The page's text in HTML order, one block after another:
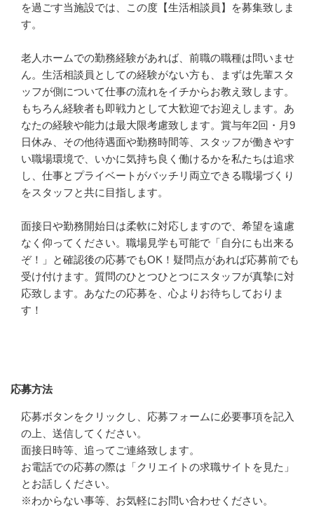
を過ごす当施設では、この度【生活相談員】を募集致しま
す。
老人ホームでの勤務経験があれば、前職の職種は問いませ
ん。生活相談員としての経験がない方も、まずは先輩スタ
ッフが側について仕事の流れをイチからお教え致します。
もちろん経験者も即戦力として大歓迎でお迎えします。あ
なたの経験や能力は最大限考慮致します。賞与年2回・月9
日休み、その他待遇面や勤務時間等、スタッフが働きやす
い職場環境で、いかに気持ち良く働けるかを私たちは追求
し、仕事とプライベートがバッチリ両立できる職場づくり
をスタッフと共に目指します。
面接日や勤務開始日は柔軟に対応しますので、希望を遠慮
なく仰ってください。職場見学も可能で「自分にも出来る
ぞ！」と確認後の応募でもOK！疑問点があれば応募前でも
受け付けます。質問のひとつひとつにスタッフが真摯に対
応致します。あなたの応募を、心よりお待ちしておりま
す！
応募方法
応募ボタンをクリックし、応募フォームに必要事項を記入
の上、送信してください。
面接日時等、追ってご連絡致します。
お電話での応募の際は「クリエイトの求職サイトを見た」
とお話しください。
※わからない事等、お気軽にお問い合わせください。